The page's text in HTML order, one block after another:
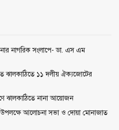
নাগরিক সংলাপে- ডা. এস এম
ঝালকাঠিতে ১১ দলীয় ঐক্যজোটের
ঝালকাঠিতে নানা আয়োজন
উপলক্ষে আলোচনা সভা ও দোয়া মোনাজাত